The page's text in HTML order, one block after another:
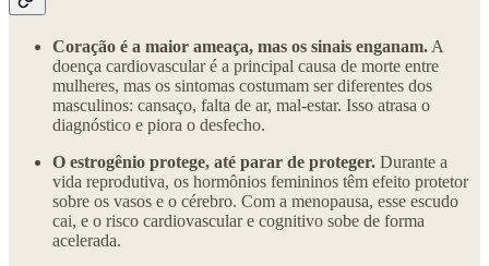
Coração é a maior ameaça, mas os sinais enganam. A
doença cardiovascular é a principal causa de morte entre
mulheres, mas os sintomas costumam ser diferentes dos
masculinos: cansaço, falta de ar, mal-estar. Isso atrasa o
diagnóstico e piora o desfecho.
O estrogênio protege, até parar de proteger. Durante a
vida reprodutiva, os hormônios femininos têm efeito protetor
sobre os vasos e o cérebro. Com a menopausa, esse escudo
cai, e o risco cardiovascular e cognitivo sobe de forma
acelerada.